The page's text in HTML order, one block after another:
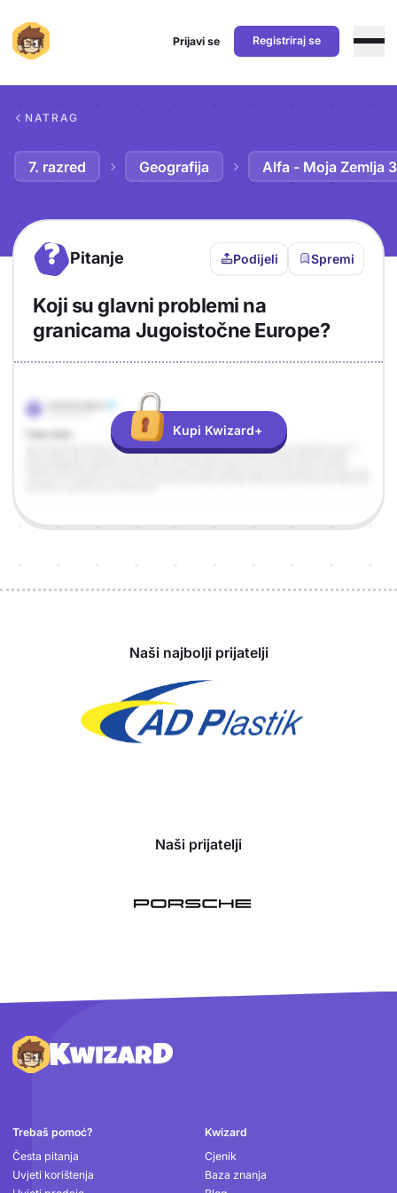
Prijavi se Registriraj se
NATRAG
7. razred Geografija Alfa - Moja Zemlja 3
? Pitanje Podijeli Spremi
Koji su glavni problemi na
granicama Jugoistočne Europe?
Odgovor
Objašnjenje
Kupi Kwizard+
Naši najbolji prijatelji
Naši prijatelji
Podnožje
Trebaš pomoć?
Česta pitanja
Uvjeti korištenja
Kwizard
Cjenik
Baza znanja